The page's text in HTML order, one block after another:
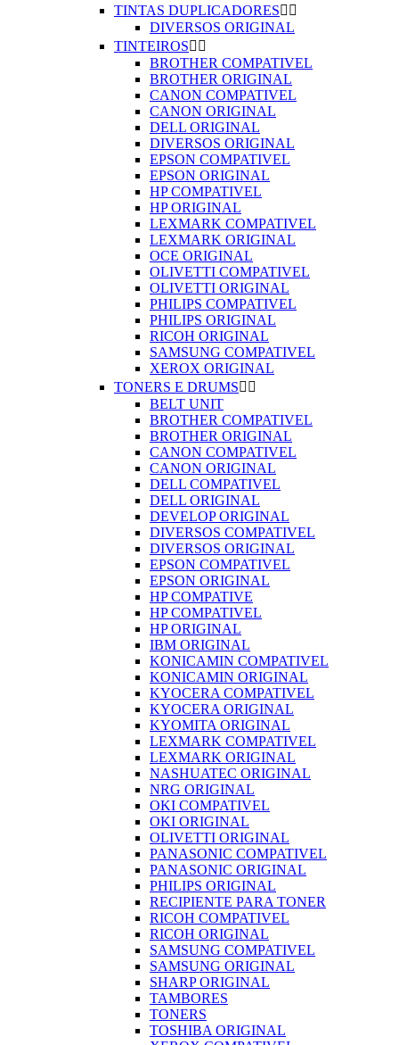
TINTAS DUPLICADORES 
DIVERSOS ORIGINAL
TINTEIROS 
BROTHER COMPATIVEL
BROTHER ORIGINAL
CANON COMPATIVEL
CANON ORIGINAL
DELL ORIGINAL
DIVERSOS ORIGINAL
EPSON COMPATIVEL
EPSON ORIGINAL
HP COMPATIVEL
HP ORIGINAL
LEXMARK COMPATIVEL
LEXMARK ORIGINAL
OCE ORIGINAL
OLIVETTI COMPATIVEL
OLIVETTI ORIGINAL
PHILIPS COMPATIVEL
PHILIPS ORIGINAL
RICOH ORIGINAL
SAMSUNG COMPATIVEL
XEROX ORIGINAL
TONERS E DRUMS 
BELT UNIT
BROTHER COMPATIVEL
BROTHER ORIGINAL
CANON COMPATIVEL
CANON ORIGINAL
DELL COMPATIVEL
DELL ORIGINAL
DEVELOP ORIGINAL
DIVERSOS COMPATIVEL
DIVERSOS ORIGINAL
EPSON COMPATIVEL
EPSON ORIGINAL
HP COMPATIVE
HP COMPATIVEL
HP ORIGINAL
IBM ORIGINAL
KONICAMIN COMPATIVEL
KONICAMIN ORIGINAL
KYOCERA COMPATIVEL
KYOCERA ORIGINAL
KYOMITA ORIGINAL
LEXMARK COMPATIVEL
LEXMARK ORIGINAL
NASHUATEC ORIGINAL
NRG ORIGINAL
OKI COMPATIVEL
OKI ORIGINAL
OLIVETTI ORIGINAL
PANASONIC COMPATIVEL
PANASONIC ORIGINAL
PHILIPS ORIGINAL
RECIPIENTE PARA TONER
RICOH COMPATIVEL
RICOH ORIGINAL
SAMSUNG COMPATIVEL
SAMSUNG ORIGINAL
SHARP ORIGINAL
TAMBORES
TONERS
TOSHIBA ORIGINAL